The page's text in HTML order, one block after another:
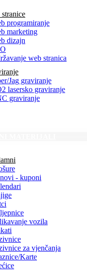
stranice
programiranje
marketing
dizajn
web stranica
Jag graviranje
lasersko graviranje
graviranje
- kuponi
vozila
za vjenčanja
Karte